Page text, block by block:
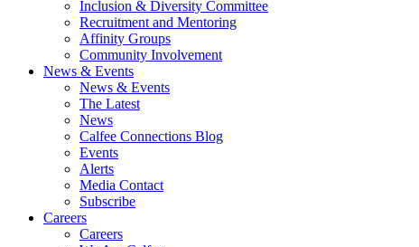
Inclusion & Diversity Committee
Recruitment and Mentoring
Affinity Groups
Community Involvement
News & Events
News & Events
The Latest
News
Calfee Connections Blog
Events
Alerts
Media Contact
Subscribe
Careers
Careers